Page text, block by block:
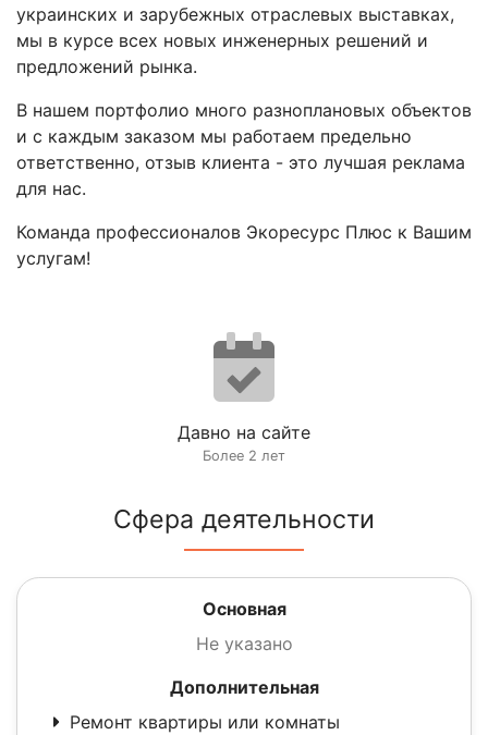
украинских и зарубежных отраслевых выставках,
мы в курсе всех новых инженерных решений и
предложений рынка.
В нашем портфолио много разноплановых объектов
и с каждым заказом мы работаем предельно
ответственно, отзыв клиента - это лучшая реклама
для нас.
Команда профессионалов Экоресурс Плюс к Вашим
услугам!
Давно на сайте
Более 2 лет
Сфера деятельности
Основная
Не указано
Дополнительная
Ремонт квартиры или комнаты